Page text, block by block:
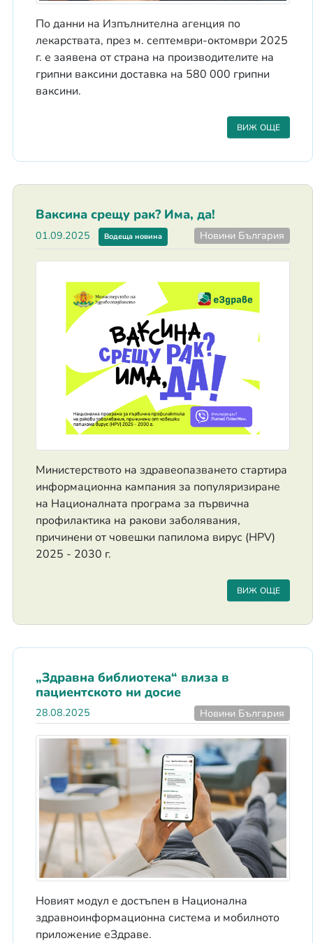
По данни на Изпълнителна агенция по
лекарствата, през м. септември-октомври 2025
г. е заявена от страна на производителите на
грипни ваксини доставка на 580 000 грипни
ваксини.
ВИЖ ОЩЕ
Ваксина срещу рак? Има, да!
01.09.2025 Водеща новина Новини България
Министерството на здравеопазването стартира
информационна кампания за популяризиране
на Националната програма за първична
профилактика на ракови заболявания,
причинени от човешки папилома вирус (HPV)
2025 - 2030 г.
ВИЖ ОЩЕ
„Здравна библиотека“ влиза в
пациентското ни досие
28.08.2025 Новини България
Новият модул е достъпен в Национална
здравноинформационна система и мобилното
приложение еЗдраве.